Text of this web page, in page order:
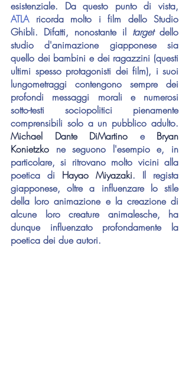
ATLA ricorda molto i film dello Studio
Ghibli. Difatti, nonostante il target dello
studio d'animazione giapponese sia
quello dei bambini e dei ragazzini (questi
ultimi spesso protagonisti dei film), i suoi
lungometraggi contengono sempre dei
profondi messaggi morali e numerosi
sotto-testi sociopolitici pienamente
Michael Dante DiMartino e Bryan
Konietzko ne seguono l'esempio e, in
particolare, si ritrovano molto vicini alla
poetica di Hayao Miyazaki. Il regista
giapponese, oltre a influenzare lo stile
della loro animazione e la creazione di
alcune loro creature animalesche, ha
dunque influenzato profondamente la
poetica dei due autori.